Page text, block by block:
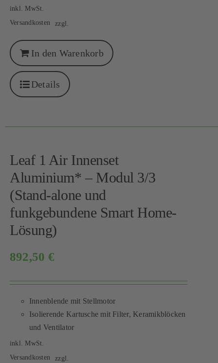
inkl. MwSt.
zzgl.
Versandkosten
In den Warenkorb
Details
Leaf 1 Air Innenset
Aluminium* – Modul 3/3
(Stand-alone und
funkgebundene Smart Home-
Lösung)
892,50 €
Innenblende mit Stellmotor
Isolierende Kartusche mit Filter, Keramikblöcken
und Ventilator
inkl. MwSt.
zzgl.
Versandkosten